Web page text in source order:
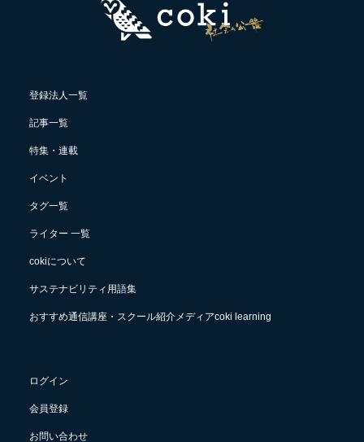
登録法人一覧
記事一覧
特集・連載
イベント
タグ一覧
ライター 一覧
cokiについて
サステナビリティ用語集
おすすめ通信講座・スクール紹介メディアcoki learning
ログイン
会員登録
お問い合わせ